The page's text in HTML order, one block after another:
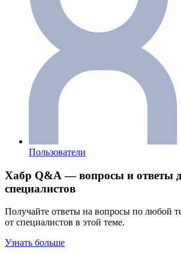
Пользователи
Хабр Q&A — вопросы и ответы
специалистов
Получайте ответы на вопросы по любой
от специалистов в этой теме.
Узнать больше